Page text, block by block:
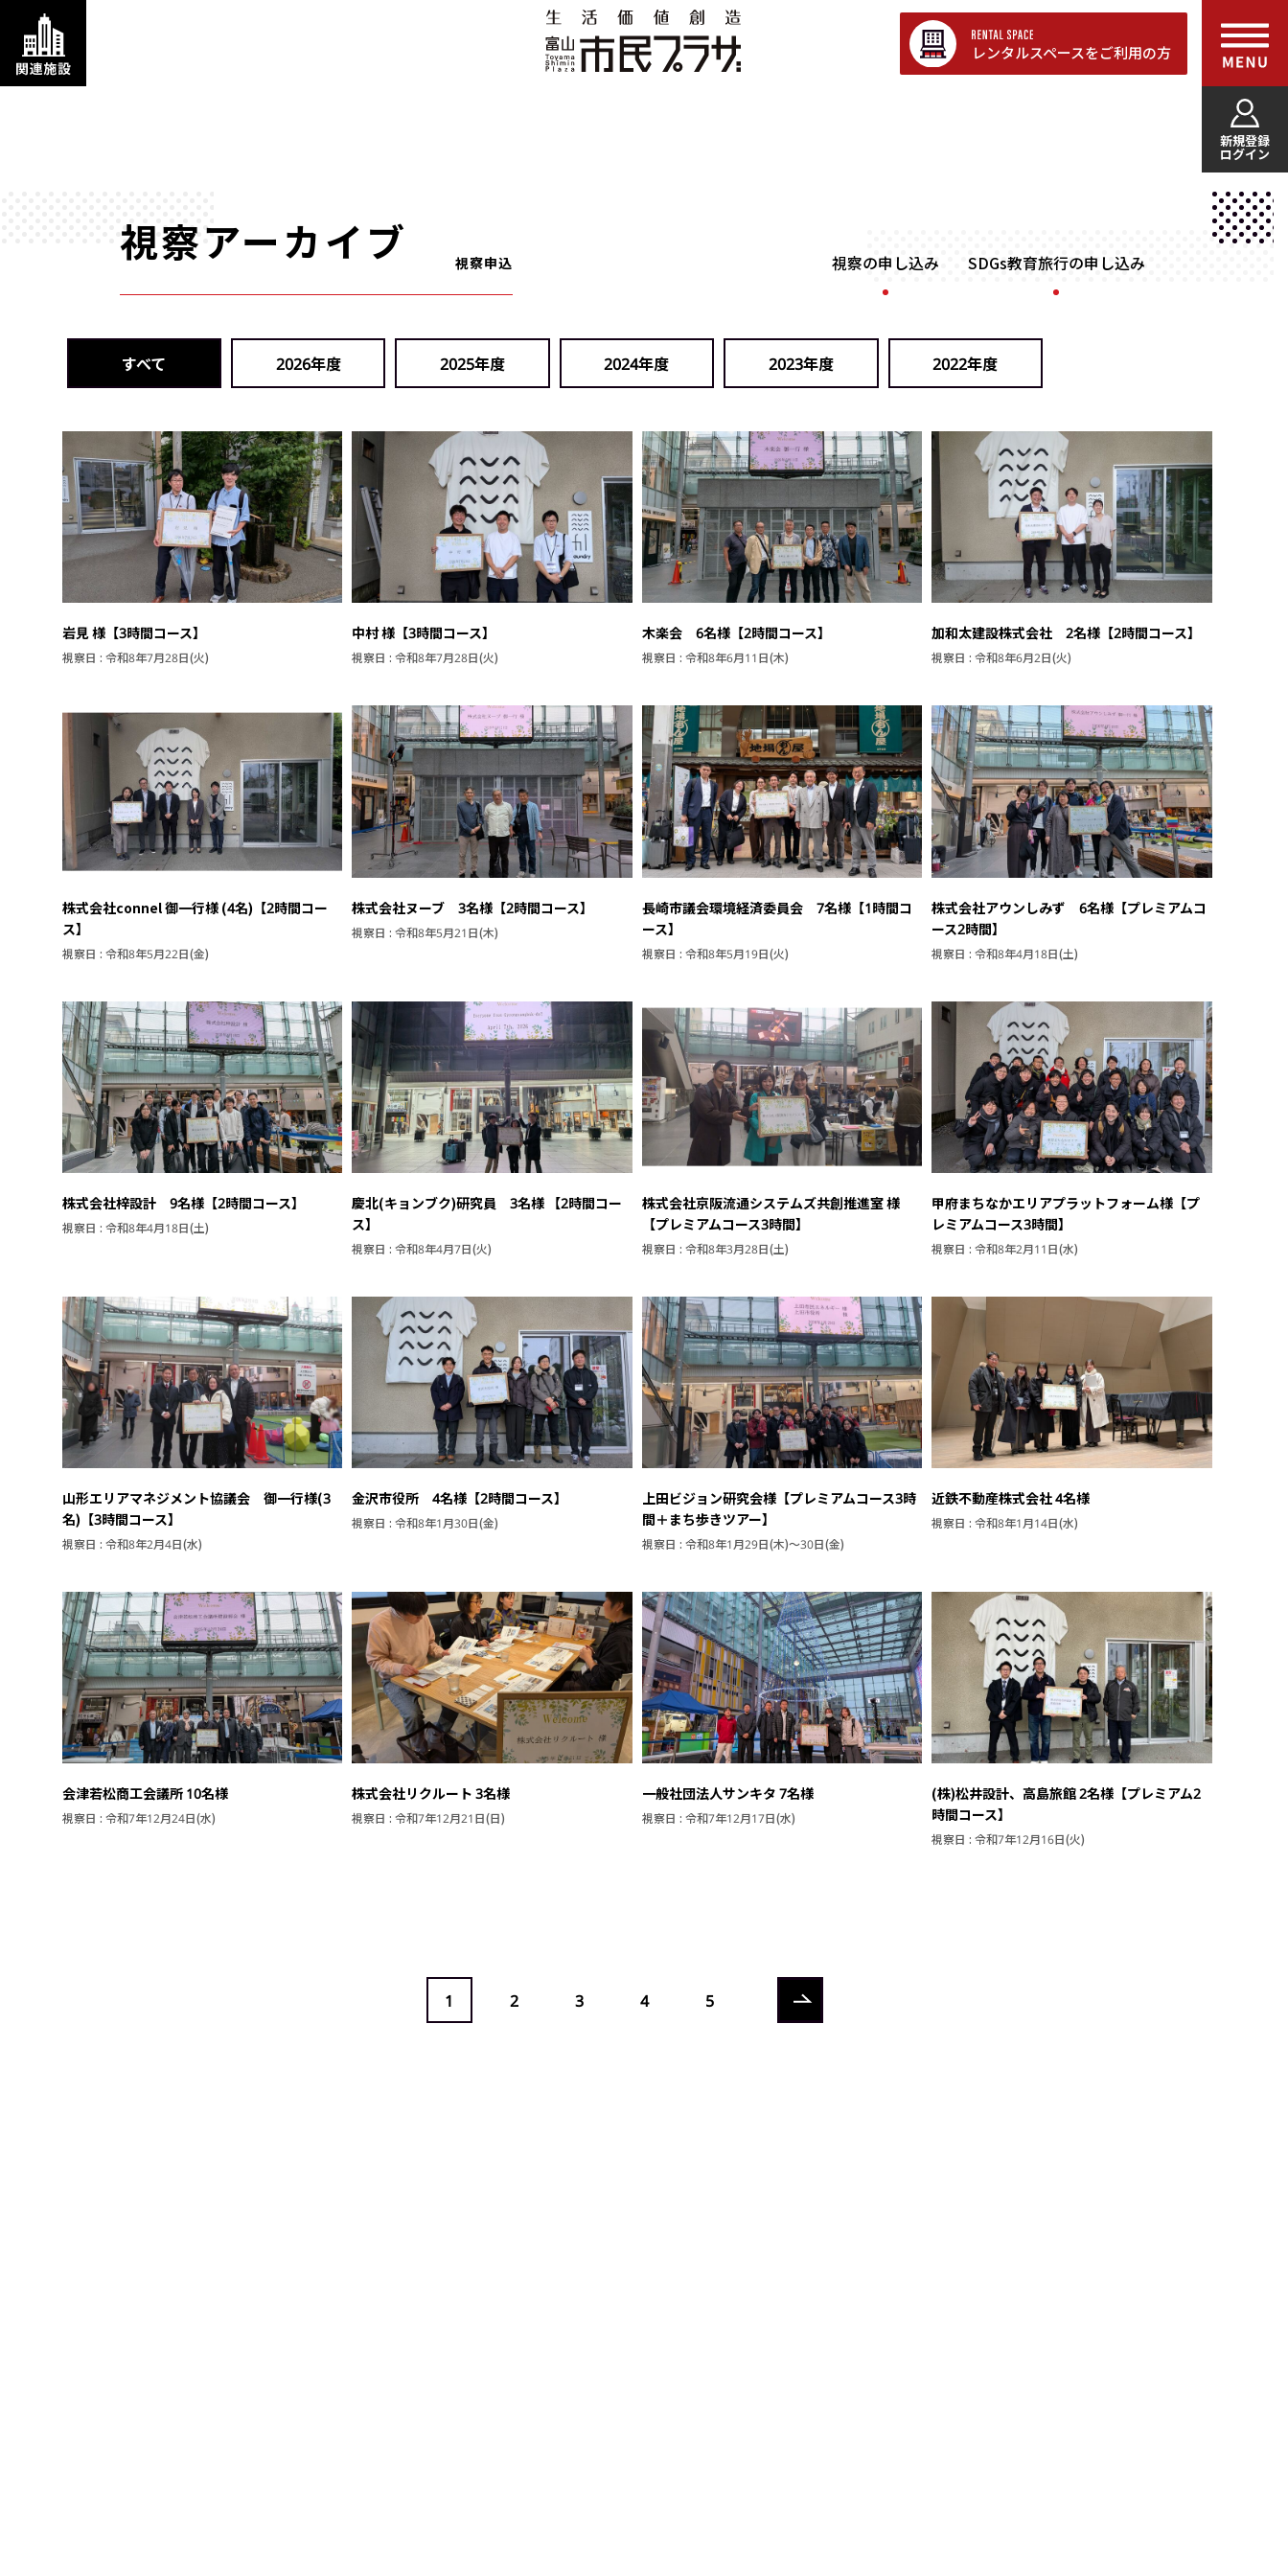
新規登録
ログイン
レンタルスペースをご利用の方
視察アーカイブ 視察申込 視察の申し込み SDGs教育旅行の申し込み
すべて 2026年度 2025年度 2024年度 2023年度 2022年度
岩見 様【3時間コース】
視察日 : 令和8年7月28日(火)
中村 様【3時間コース】
視察日 : 令和8年7月28日(火)
木楽会 6名様【2時間コース】
視察日 : 令和8年6月11日(木)
加和太建設株式会社 2名様【2時間コース】
視察日 : 令和8年6月2日(火)
株式会社connel 御一行様 (4名)【2時間コー
ス】
視察日 : 令和8年5月22日(金)
株式会社ヌーブ 3名様【2時間コース】
視察日 : 令和8年5月21日(木)
長崎市議会環境経済委員会 7名様【1時間コ
ース】
視察日 : 令和8年5月19日(火)
株式会社アウンしみず 6名様【プレミアムコ
ース2時間】
視察日 : 令和8年4月18日(土)
株式会社梓設計 9名様【2時間コース】
視察日 : 令和8年4月18日(土)
慶北(キョンブク)研究員 3名様 【2時間コー
ス】
視察日 : 令和8年4月7日(火)
株式会社京阪流通システムズ共創推進室 様
【プレミアムコース3時間】
視察日 : 令和8年3月28日(土)
甲府まちなかエリアプラットフォーム様【プ
レミアムコース3時間】
視察日 : 令和8年2月11日(水)
山形エリアマネジメント協議会 御一行様(3
名)【3時間コース】
視察日 : 令和8年2月4日(水)
金沢市役所 4名様【2時間コース】
視察日 : 令和8年1月30日(金)
上田ビジョン研究会様【プレミアムコース3時
間＋まち歩きツアー】
視察日 : 令和8年1月29日(木)～30日(金)
近鉄不動産株式会社 4名様
視察日 : 令和8年1月14日(水)
会津若松商工会議所 10名様
視察日 : 令和7年12月24日(水)
株式会社リクルート 3名様
視察日 : 令和7年12月21日(日)
一般社団法人サンキタ 7名様
視察日 : 令和7年12月17日(水)
(株)松井設計、高島旅館 2名様【プレミアム2
時間コース】
視察日 : 令和7年12月16日(火)
1 2 3 4 5